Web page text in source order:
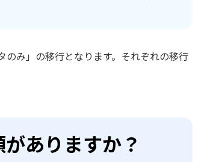
み」の移行となります。それぞれの移行
ありますか？